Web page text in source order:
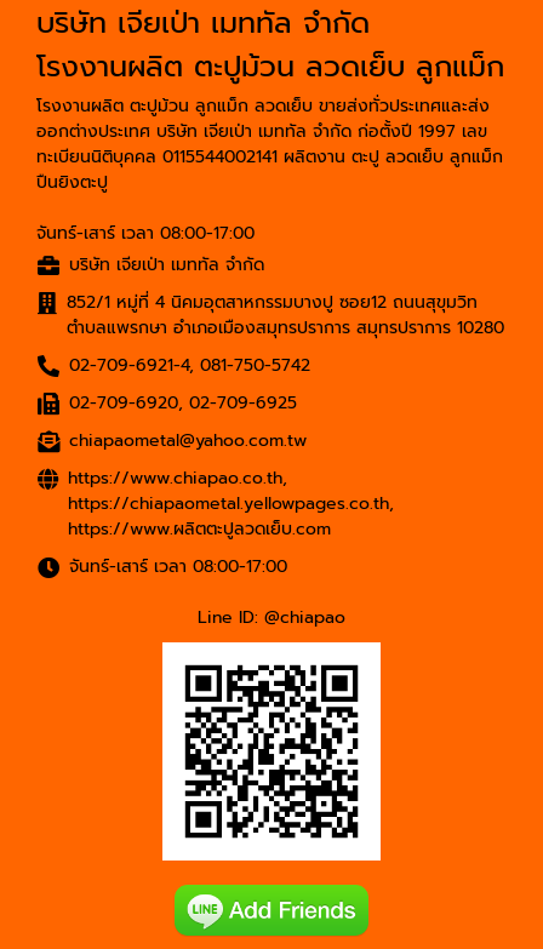
บริษัท เจียเป่า เมททัล จำกัด
โรงงานผลิต ตะปูม้วน ลวดเย็บ ลูกแม็ก
โรงงานผลิต ตะปูม้วน ลูกแม็ก ลวดเย็บ ขายส่งทั่วประเทศและส่ง
ออกต่างประเทศ บริษัท เจียเป่า เมททัล จำกัด ก่อตั้งปี 1997 เลข
ทะเบียนนิติบุคคล 0115544002141 ผลิตงาน ตะปู ลวดเย็บ ลูกแม็ก
ปืนยิงตะปู
จันทร์-เสาร์ เวลา 08:00-17:00
บริษัท เจียเป่า เมททัล จำกัด
852/1 หมู่ที่ 4 นิคมอุตสาหกรรมบางปู ซอย12 ถนนสุขุมวิท
ตำบลแพรกษา อำเภอเมืองสมุทรปราการ สมุทรปราการ 10280
02-709-6921-4, 081-750-5742
02-709-6920, 02-709-6925
chiapaometal@yahoo.com.tw
https://www.chiapao.co.th,
https://chiapaometal.yellowpages.co.th,
https://www.ผลิตตะปูลวดเย็บ.com
จันทร์-เสาร์ เวลา 08:00-17:00
Line ID: @chiapao